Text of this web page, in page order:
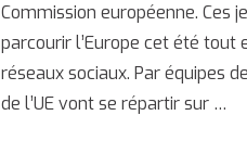
Commission européenne. Ces
parcourir l’Europe cet été
réseaux sociaux. Par équipes
de l’UE vont se répartir sur …